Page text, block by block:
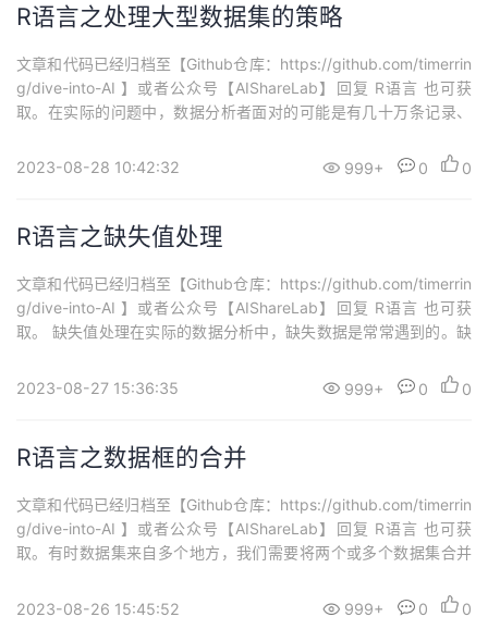
R语言之处理大型数据集的策略
文章和代码已经归档至【Github仓库：https://github.com/timerrin
g/dive-into-AI 】或者公众号【AIShareLab】回复 R语言 也可获
取。在实际的问题中，数据分析者面对的可能是有几十万条记录、
大的内存空间，所以尽可能使用 64 位的操作系统和内存比较大的设
2023-08-28 10:42:32 999+ 0 0
R语言之缺失值处理
文章和代码已经归档至【Github仓库：https://github.com/timerrin
g/dive-into-AI 】或者公众号【AIShareLab】回复 R语言 也可获
取。 缺失值处理在实际的数据分析中，缺失数据是常常遇到的。缺
据。例如，年龄的缺失可能是由于某人没有提供他（她）的年龄。
2023-08-27 15:36:35 999+ 0 0
R语言之数据框的合并
文章和代码已经归档至【Github仓库：https://github.com/timerrin
g/dive-into-AI 】或者公众号【AIShareLab】回复 R语言 也可获
取。有时数据集来自多个地方，我们需要将两个或多个数据集合并
某个共有变量合并。 1.纵向合并：rbind( )要纵向合并两个数据框，
2023-08-26 15:45:52 999+ 0 0